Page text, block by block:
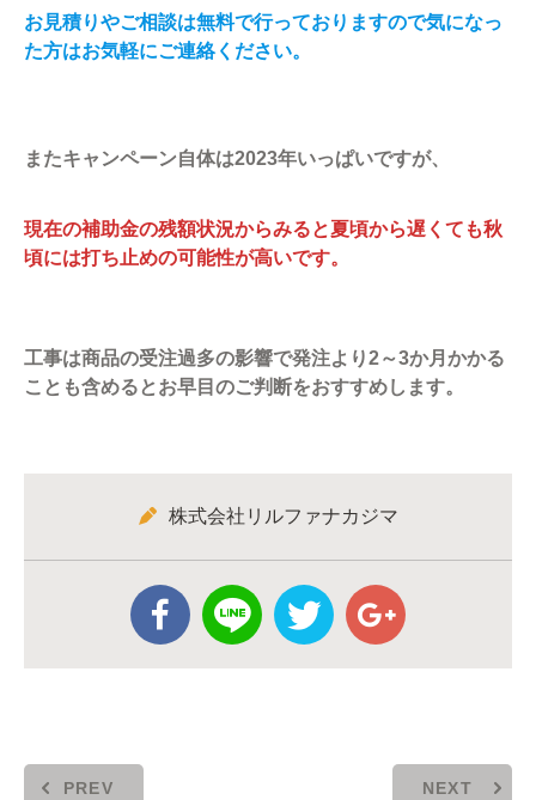
お見積りやご相談は無料で行っておりますので気になっ
た方はお気軽にご連絡ください。
またキャンペーン自体は2023年いっぱいですが、
現在の補助金の残額状況からみると夏頃から遅くても秋
頃には打ち止めの可能性が高いです。
工事は商品の受注過多の影響で発注より2～3か月かかる
ことも含めるとお早目のご判断をおすすめします。
株式会社リルファナカジマ
PREV NEXT